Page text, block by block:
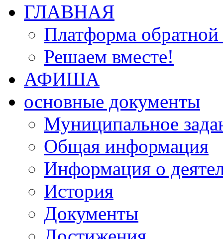
ГЛАВНАЯ
Платформа обратной
Решаем вместе!
АФИША
основные документы
Муниципальное
Общая информация
Информация о
История
Документы